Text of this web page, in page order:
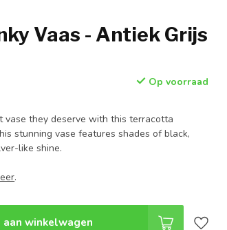
Vaas - Antiek Grijs
Op voorraad
they deserve with this terracotta
stunning vase features shades of black,
like shine.
.
aan winkelwagen